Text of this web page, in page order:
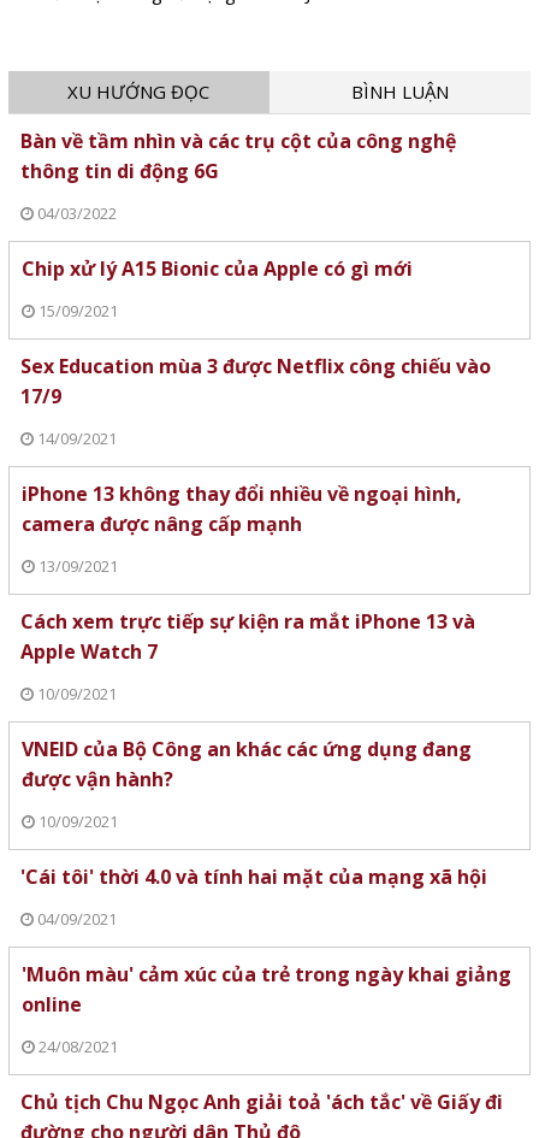
XU HƯỚNG ĐỌC BÌNH LUẬN
Bàn về tầm nhìn và các trụ cột của công nghệ
thông tin di động 6G
04/03/2022
Chip xử lý A15 Bionic của Apple có gì mới
15/09/2021
Sex Education mùa 3 được Netflix công chiếu vào
17/9
14/09/2021
iPhone 13 không thay đổi nhiều về ngoại hình,
camera được nâng cấp mạnh
13/09/2021
Cách xem trực tiếp sự kiện ra mắt iPhone 13 và
Apple Watch 7
10/09/2021
VNEID của Bộ Công an khác các ứng dụng đang
được vận hành?
10/09/2021
'Cái tôi' thời 4.0 và tính hai mặt của mạng xã hội
04/09/2021
'Muôn màu' cảm xúc của trẻ trong ngày khai giảng
online
24/08/2021
Chủ tịch Chu Ngọc Anh giải toả 'ách tắc' về Giấy đi
đường cho người dân Thủ đô